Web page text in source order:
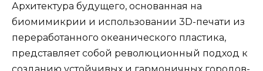
Архитектура будущего, основанная на
биомимикрии и использовании 3D-печати из
переработанного океанического пластика,
представляет собой революционный подход к